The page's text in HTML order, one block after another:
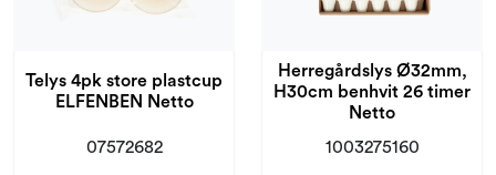
Telys 4pk store plastcup
ELFENBEN Netto
07572682
Herregårdslys Ø32mm,
H30cm benhvit 26 timer
Netto
1003275160